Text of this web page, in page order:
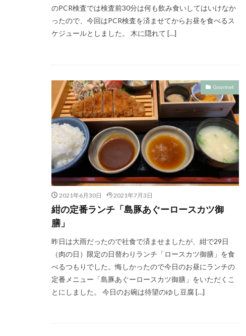
のPCR検査では検査前30分は何も飲み食いしてはいけなか
ったので、今回はPCR検査を済ませてからお昼を食べるス
ケジュールとしました。 木に隠れて […]
Gourmet
2021年6月30日 2021年7月3日
紺の定番ランチ「島豚あぐーロースカツ御
膳」
昨日は大雨だったので社食で済ませましたが、紺で29日
（肉の日）限定の日替わりランチ「ロースカツ御膳」を食
べるつもりでした。悔しかったので今日のお昼にランチの
定番メニュー「島豚あぐーロースカツ御膳」をいただくこ
とにしました。 今日のお碗は待望のゆし豆腐 […]